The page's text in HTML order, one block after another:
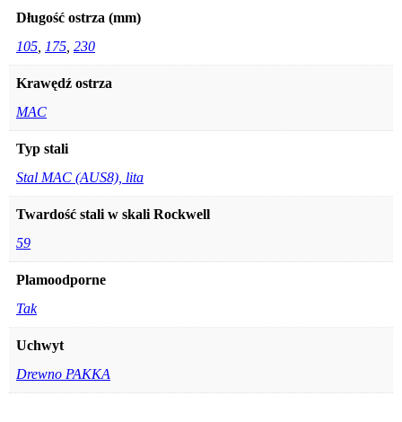
Długość ostrza (mm)
105 175 230
Krawędź ostrza
MAC
Typ stali
Stal MAC (AUS8), lita
Twardość stali w skali Rockwell
59
Plamoodporne
Tak
Uchwyt
Drewno PAKKA